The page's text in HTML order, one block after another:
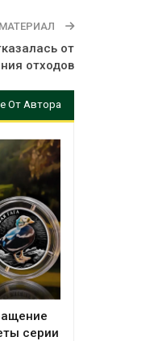
от
отходов
От Автора
серии